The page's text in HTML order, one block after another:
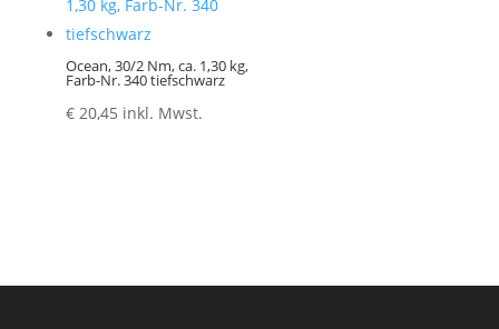
Ocean, 30/2 Nm, ca. 1,30 kg,
Farb-Nr. 340 tiefschwarz
€20,45 inkl. Mwst.